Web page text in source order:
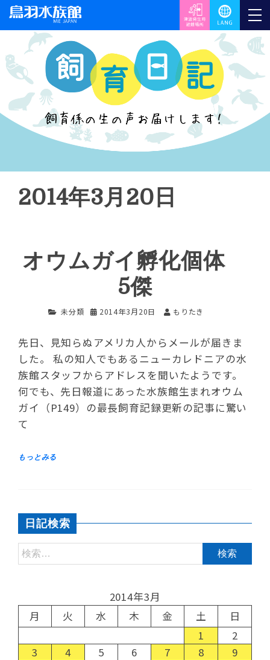
2014年3月20日
オウムガイ孵化個体
5傑
未分類 2014年3月20日 もりたき
先日、見知らぬアメリカ人からメールが届きま
した。 私の知人でもあるニューカレドニアの水
族館スタッフからアドレスを聞いたようです。
何でも、先日報道にあった水族館生まれオウム
ガイ（P149）の最長飼育記録更新の記事に驚い
て
日記検索
2014年3月
月
火 水 木 金 土
日
1
2
3
4 5 6 7 8
9